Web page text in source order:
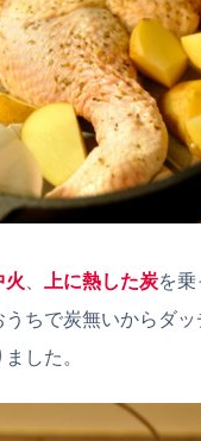
火 上に熱した炭を乗
ちで炭無いからダ
した。